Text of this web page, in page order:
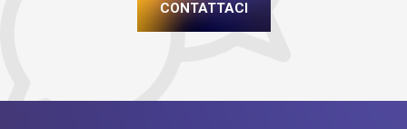
CONTATTACI